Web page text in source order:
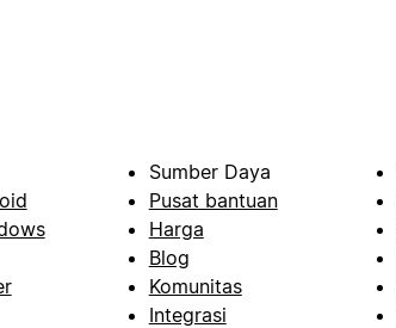
Sumber Daya
Pusat bantuan
Harga
Blog
Komunitas
Integrasi